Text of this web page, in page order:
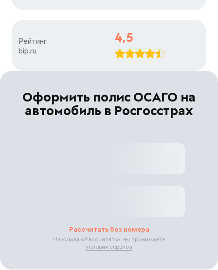
Рейтинг
bip.ru
4,5
Оформить полис ОСАГО на
автомобиль в Росгосстрах
Рассчитать без номера
Нажимая «Рассчитать», вы принимаете
условия сервиса